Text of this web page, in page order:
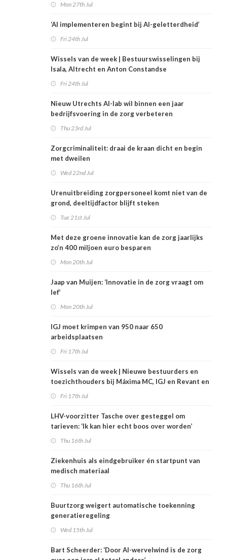
Mon 27th Jul
‘AI implementeren begint bij AI-geletterdheid’
Fri 24th Jul
Wissels van de week | Bestuurswisselingen bij
Isala, Altrecht en Anton Constandse
Fri 24th Jul
Nieuw Utrechts AI-lab wil binnen een jaar
bedrijfsvoering in de zorg verbeteren
Thu 23rd Jul
Zorgcriminaliteit: draai de kraan dicht en begin
met dweilen
Wed 22nd Jul
Urenuitbreiding zorgpersoneel komt niet van de
grond, deeltijdfactor blijft steken
Tue 21st Jul
Met deze groene innovatie kan de zorg jaarlijks
zo’n 400 miljoen euro besparen
Mon 20th Jul
Jaap van Muijen: ‘Innovatie in de zorg vraagt om
lef’
Mon 20th Jul
IGJ moet krimpen van 950 naar 650
arbeidsplaatsen
Fri 17th Jul
Wissels van de week | Nieuwe bestuurders en
toezichthouders bij Máxima MC, IGJ en Revant en
Fri 17th Jul
LHV-voorzitter Tasche over gesteggel om
tarieven: ‘Ik kan hier echt boos over worden’
Thu 16th Jul
Ziekenhuis als eindgebruiker én startpunt van
medisch materiaal
Thu 16th Jul
Buurtzorg weigert automatische toekenning
generatieregeling
Wed 15th Jul
Bart Scheerder: ‘Door AI-wervelwind is de zorg